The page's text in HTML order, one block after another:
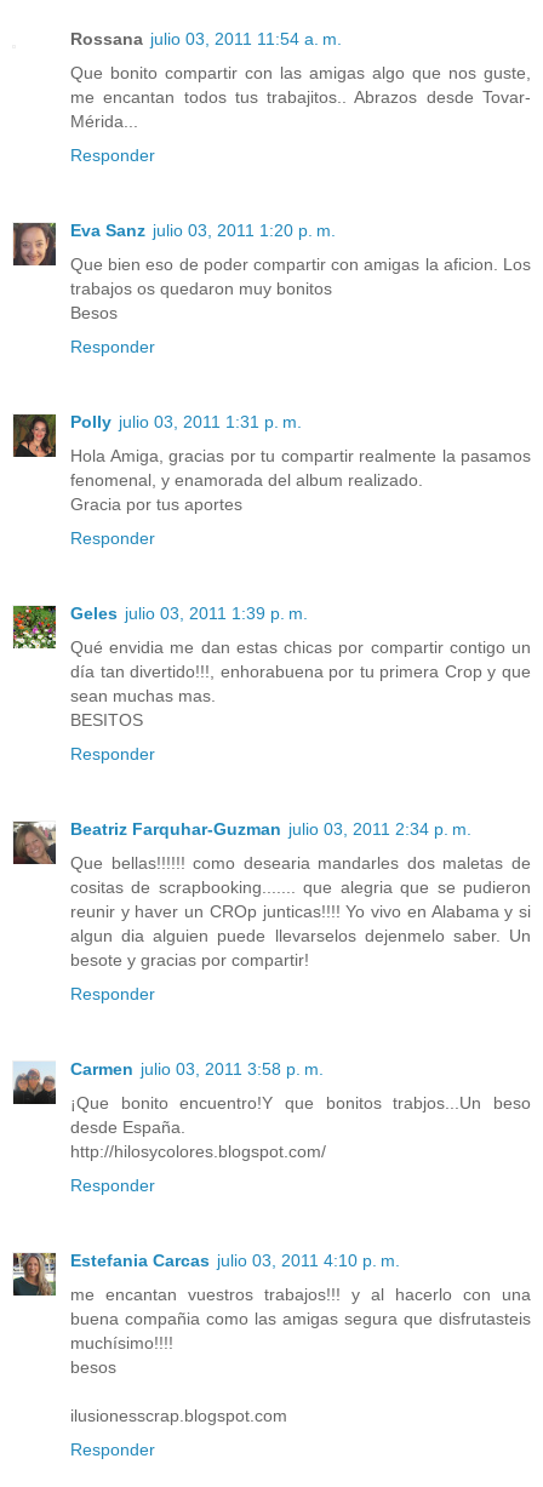
Rossana julio 03, 2011 11:54 a. m.
Que bonito compartir con las amigas algo que nos guste,
me encantan todos tus trabajitos.. Abrazos desde Tovar-
Mérida...
Responder
Eva Sanz julio 03, 2011 1:20 p. m.
Que bien eso de poder compartir con amigas la aficion. Los
trabajos os quedaron muy bonitos
Besos
Responder
Polly julio 03, 2011 1:31 p. m.
Hola Amiga, gracias por tu compartir realmente la pasamos
fenomenal, y enamorada del album realizado.
Gracia por tus aportes
Responder
Geles julio 03, 2011 1:39 p. m.
Qué envidia me dan estas chicas por compartir contigo un
día tan divertido!!!, enhorabuena por tu primera Crop y que
sean muchas mas.
BESITOS
Responder
Beatriz Farquhar-Guzman julio 03, 2011 2:34 p. m.
Que bellas!!!!!! como desearia mandarles dos maletas de
cositas de scrapbooking....... que alegria que se pudieron
reunir y haver un CROp junticas!!!! Yo vivo en Alabama y si
algun dia alguien puede llevarselos dejenmelo saber. Un
besote y gracias por compartir!
Responder
Carmen julio 03, 2011 3:58 p. m.
¡Que bonito encuentro!Y que bonitos trabjos...Un beso
desde España.
http://hilosycolores.blogspot.com/
Responder
Estefania Carcas julio 03, 2011 4:10 p. m.
me encantan vuestros trabajos!!! y al hacerlo con una
buena compañia como las amigas segura que disfrutasteis
muchísimo!!!!
besos
ilusionesscrap.blogspot.com
Responder